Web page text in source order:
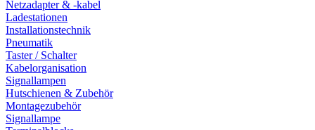
Netzadapter & -kabel
Ladestationen
Installationstechnik
Pneumatik
Taster / Schalter
Kabelorganisation
Signallampen
Hutschienen & Zubehör
Montagezubehör
Signallampe